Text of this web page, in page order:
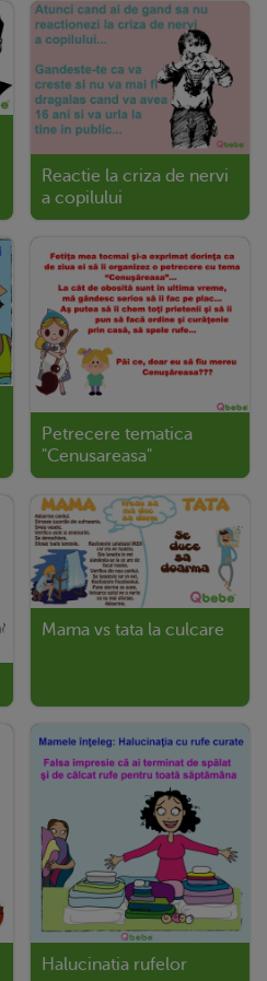
Reactie la criza de nervi
a copilului
Petrecere tematica
"Cenusareasa"
Mama vs tata la culcare
Halucinatia rufelor